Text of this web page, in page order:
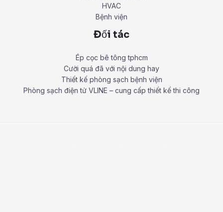
HVAC
Bệnh viện
Đối tác
Ép cọc bê tông tphcm
Cười quá đã với nội dung hay
Thiết kế phòng sạch bệnh viện
Phòng sạch điện tử VLINE – cung cấp thiết kế thi công